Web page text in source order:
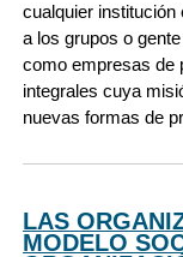
cualquier institución
a los grupos o
como empresas de
integrales cuya
nuevas formas de
LAS
MODELO